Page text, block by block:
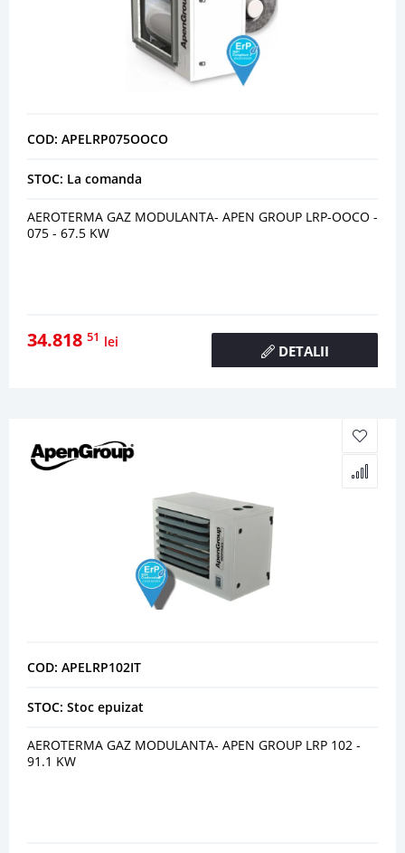
COD: APELRP075OOCO
STOC: La comanda
AEROTERMA GAZ MODULANTA- APEN GROUP LRP-OOCO -
075 - 67.5 KW
34.818 51 lei
DETALII
COD: APELRP102IT
STOC: Stoc epuizat
AEROTERMA GAZ MODULANTA- APEN GROUP LRP 102 -
91.1 KW